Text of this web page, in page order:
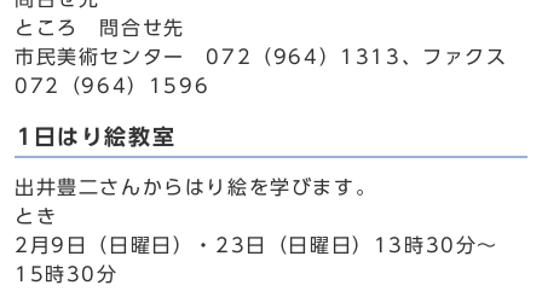
ところ 問合せ先
市民美術センター 072（964）1313、ファクス
072（964）1596
1日はり絵教室
出井豊二さんからはり絵を学びます。
とき
2月9日（日曜日）・23日（日曜日）13時30分～
15時30分